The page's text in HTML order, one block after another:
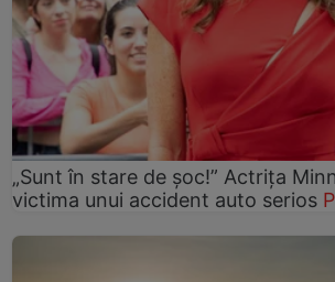
„Sunt în stare de șoc!” Actrița
victima unui accident auto serios